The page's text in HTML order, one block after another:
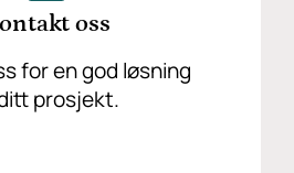
oss
for en god løsning
prosjekt.